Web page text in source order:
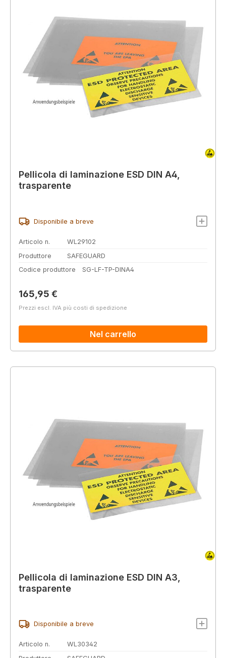
Pellicola di laminazione ESD DIN A4,
trasparente
Disponibile a breve
Articolo n.
WL29102
Produttore
SAFEGUARD
Codice produttore
SG-LF-TP-DINA4
Prezzo normale:
165,95 €
Prezzi escl. IVA più costi di spedizione
Nel carrello
Pellicola di laminazione ESD DIN A3,
trasparente
Disponibile a breve
Articolo n.
WL30342